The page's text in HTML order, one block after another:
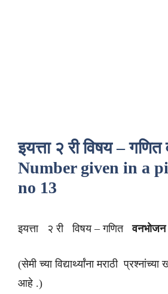
इयत्ता २ री विषय –
Number given in a
no 13
इयत्ता २ री विषय – गणित वनभोजन
(सेमी च्या विद्यार्थ्यांना मराठी
आहे .)